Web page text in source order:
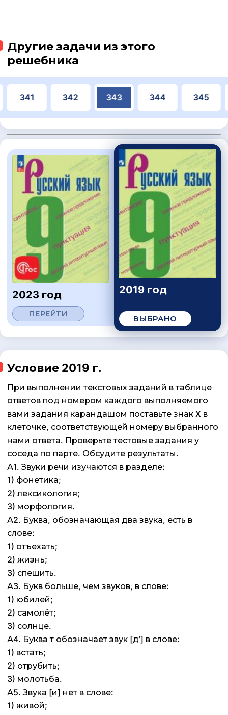
Другие задачи из этого
решебника
341 342 343 344 345
2023 год
ПЕРЕЙТИ
2019 год
ВЫБРАНО
Условие 2019 г.
При выполнении текстовых заданий в таблице
ответов под номером каждого выполняемого
вами задания карандашом поставьте знак X в
клеточке, соответствующей номеру выбранного
нами ответа. Проверьте тестовые задания у
соседа по парте. Обсудите результаты.
А1. Звуки речи изучаются в разделе:
1) фонетика;
2) лексикология;
3) морфология.
А2. Буква, обозначающая два звука, есть в
слове:
1) отъехать;
2) жизнь;
3) спешить.
А3. Букв больше, чем звуков, в слове:
1) юбилей;
2) самолёт;
3) солнце.
А4. Буква т обозначает звук [д’] в слове:
1) встать;
2) отрубить;
3) молотьба.
А5. Звука [и] нет в слове:
1) живой;